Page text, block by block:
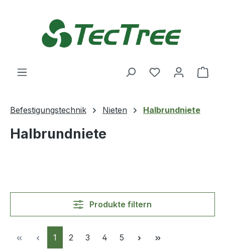
Du hast 0
Befestigungstechnik Nieten Halbrundniete
Halbrundniete
Produkte filtern
Seite
1 Seite
2 Seite
3 Seite
4 Seite
5